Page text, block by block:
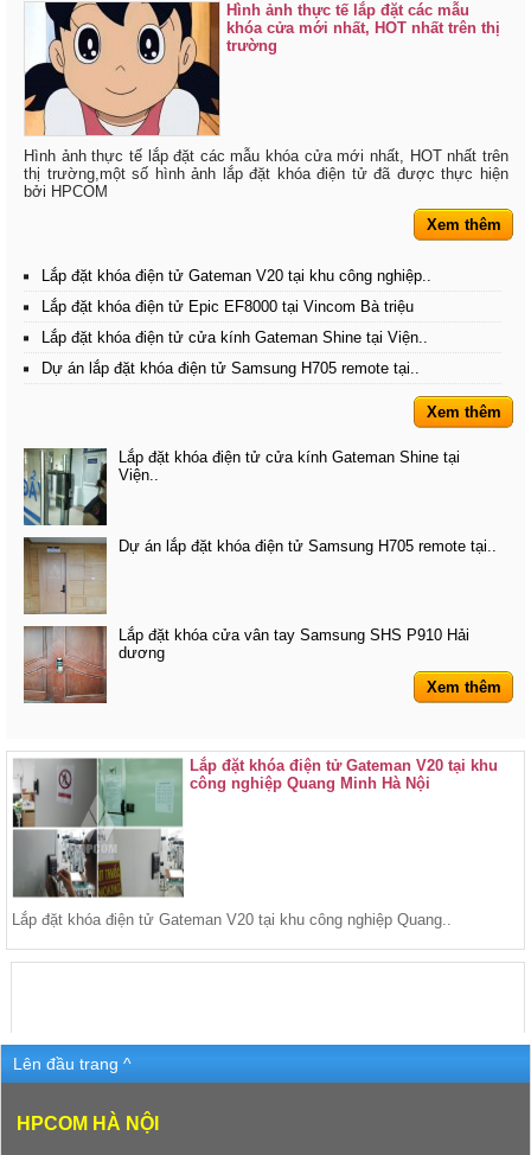
Hình ảnh thực tế lắp đặt các mẫu
khóa cửa mới nhất, HOT nhất trên thị
trường
Hình ảnh thực tế lắp đặt các mẫu khóa cửa mới nhất, HOT nhất trên
thị trường,một số hình ảnh lắp đặt khóa điện tử đã được thực hiện
bởi HPCOM
Xem thêm
Lắp đặt khóa điện tử Gateman V20 tại khu công nghiệp..
Lắp đặt khóa điện tử Epic EF8000 tại Vincom Bà triệu
Lắp đặt khóa điện tử cửa kính Gateman Shine tại Viện..
Dự án lắp đặt khóa điện tử Samsung H705 remote tại..
Xem thêm
Lắp đặt khóa điện tử cửa kính Gateman Shine tại
Viện..
Dự án lắp đặt khóa điện tử Samsung H705 remote tại..
Lắp đặt khóa cửa vân tay Samsung SHS P910 Hải
dương
Xem thêm
Lắp đặt khóa điện tử Gateman V20 tại khu
công nghiệp Quang Minh Hà Nội
Lắp đặt khóa điện tử Gateman V20 tại khu công nghiệp Quang..
Lên đầu trang ^
HPCOM HÀ NỘI